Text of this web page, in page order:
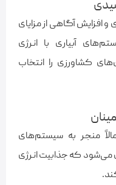
افزایش آگاهی از مزایای
آبیاری با انرژی
کشاورزی را انتخاب
منجر به سیستم‌های
می‌شود که جذابیت انرژی